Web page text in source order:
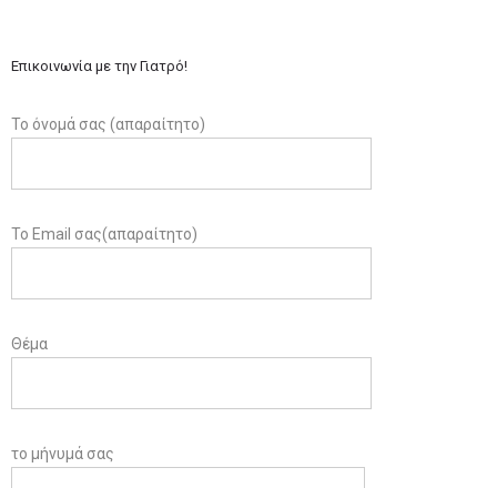
Επικοινωνία με την Γιατρό!
Το όνομά σας (απαραίτητο)
Το Email σας(απαραίτητο)
Θέμα
το μήνυμά σας